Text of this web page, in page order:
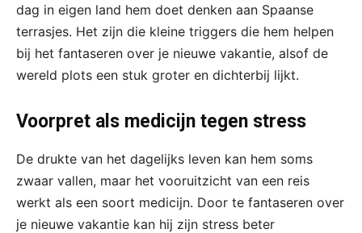
dag in eigen land hem doet denken aan Spaanse
terrasjes. Het zijn die kleine triggers die hem helpen
bij het fantaseren over je nieuwe vakantie, alsof de
wereld plots een stuk groter en dichterbij lijkt.
Voorpret als medicijn tegen stress
De drukte van het dagelijks leven kan hem soms
zwaar vallen, maar het vooruitzicht van een reis
werkt als een soort medicijn. Door te fantaseren over
je nieuwe vakantie kan hij zijn stress beter